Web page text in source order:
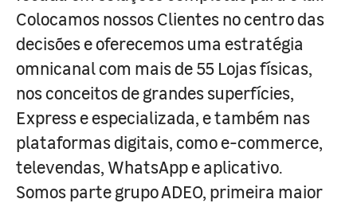
Colocamos nossos Clientes no centro das
decisões e oferecemos uma estratégia
omnicanal com mais de 55 Lojas físicas,
nos conceitos de grandes superfícies,
Express e especializada, e também nas
plataformas digitais, como e-commerce,
televendas, WhatsApp e aplicativo.
Somos parte grupo ADEO, primeira maior